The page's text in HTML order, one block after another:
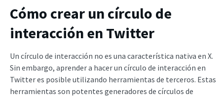
Cómo crear un círculo de
interacción en Twitter
Un círculo de interacción no es una característica nativa en X.
Sin embargo, aprender a hacer un círculo de interacción en
Twitter es posible utilizando herramientas de terceros. Estas
herramientas son potentes generadores de círculos de